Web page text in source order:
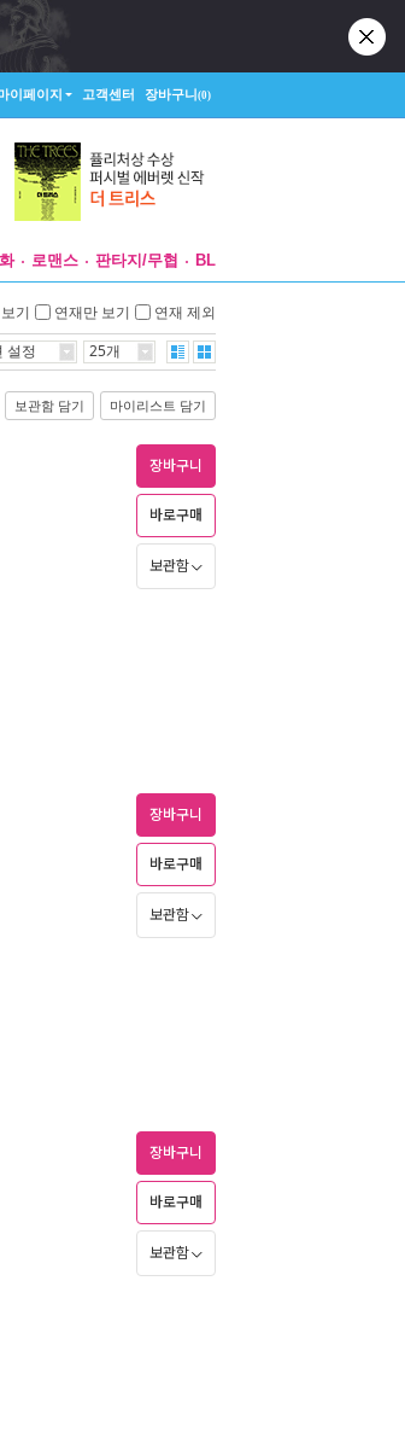
이페이지 고객센터 장바구니(0)
로맨스 판타지/무협 BL
기 연재만 보기 연재 제외
설정 25개
보관함 담기 마이리스트 담기
장바구니
바로구매
보관함
장바구니
바로구매
보관함
장바구니
바로구매
보관함